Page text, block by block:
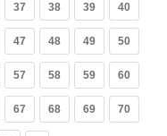
37 38 39 40
47 48 49 50
57 58 59 60
67 68 69 70